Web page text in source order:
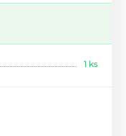
1 ks